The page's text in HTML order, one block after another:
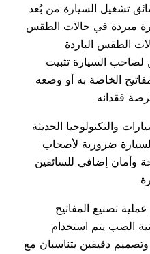
تشغيل السيارة من بُعد
مبردة في حالات الطقس
الطقس الباردة
لصاحب السيارة تثبيت
الخاصة به أو وضعه
فقدانه
والتكنولوجيا الحديثة
ضرورية لأصحاب
وأمان إضافي للسائقين
تصنيع المفاتيح
الصب يتم استخدام
دقيقين يتناسبان مع